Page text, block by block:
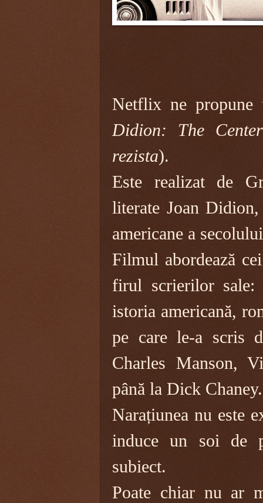
Netflix ne propune
Didion: The
rezista).
Este realizat de
literate Joan
americane a
Filmul abordează
firul scrierilor sale:
istoria americană,
pe care le-a scris
Charles Manson,
până la Dick Chaney.
Narațiunea nu este
induce un soi de
subiect.
Poate chiar nu ar